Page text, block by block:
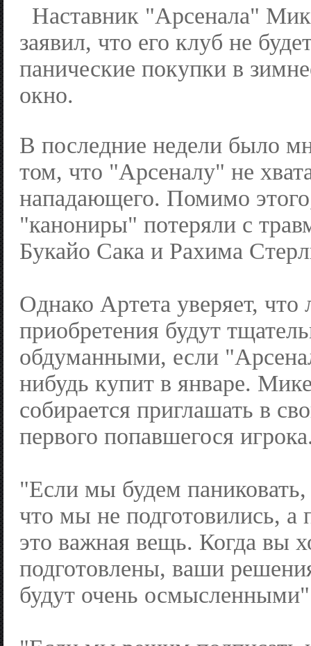
Наставник "Арсенала"
заявил, что его клуб не
панические покупки в
окно.
В последние недели было
том, что "Арсеналу" не
нападающего. Помимо
"канониры" потеряли с
Букайо Сака и Рахима
Однако Артета уверяет,
приобретения будут
обдуманными, если
нибудь купит в январе.
собирается приглашать в
первого попавшегося
"Если мы будем
что мы не подготовились, а
это важная вещь. Когда вы
подготовлены, ваши
будут очень